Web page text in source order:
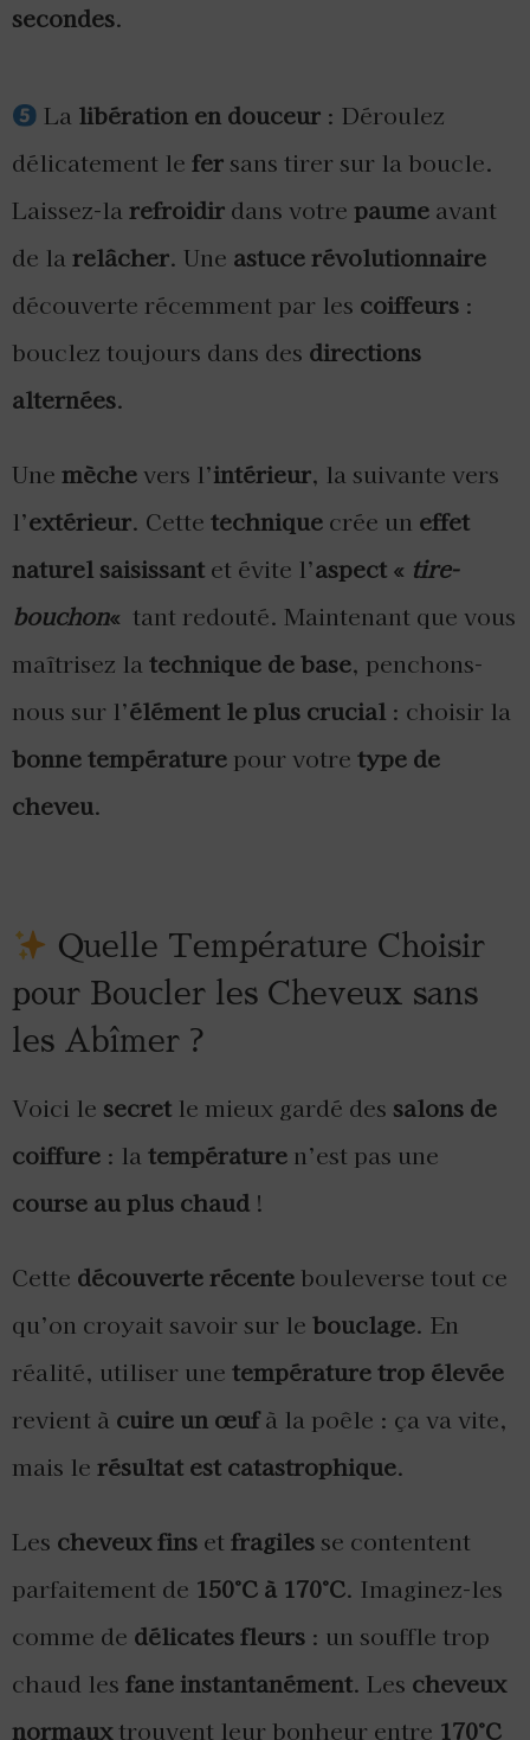
secondes.
La libération en douceur: Déroulez
délicatement le fersans tirer sur la boucle.
Laissez-la refroidir dans votre paume avant
de la relâcher. Une astuce révolutionnaire
découverte récemment par les coiffeurs :
bouclez toujours dans des directions
alternées.
Une mèchevers l’intérieur, la suivante vers
l’extérieur. Cette technique crée un effet
naturel saisissant et évite l’aspect « tire-
bouchon« tant redouté. Maintenant que vous
maîtrisez la technique de base, penchons-
nous sur l’élément le plus crucial : choisir la
bonne température pour votre type de
cheveu.
Quelle Température Choisir
pour Boucler les Cheveux sans
les Abîmer ?
Voici le secret le mieux gardé des salons de
coiffure : la température n’est pas une
course au plus chaud !
Cette découverte récente bouleverse tout ce
qu’on croyait savoir sur le bouclage. En
réalité, utiliser une température trop élevée
revient à cuire un œufà la poêle : ça va vite,
mais le résultat est catastrophique.
Les cheveux fins et fragilesse contentent
parfaitement de 150°C à 170°C. Imaginez-les
comme de délicates fleurs : un souffle trop
chaud les fane instantanément. Les cheveux
normauxtrouvent leur bonheur entre 170°C